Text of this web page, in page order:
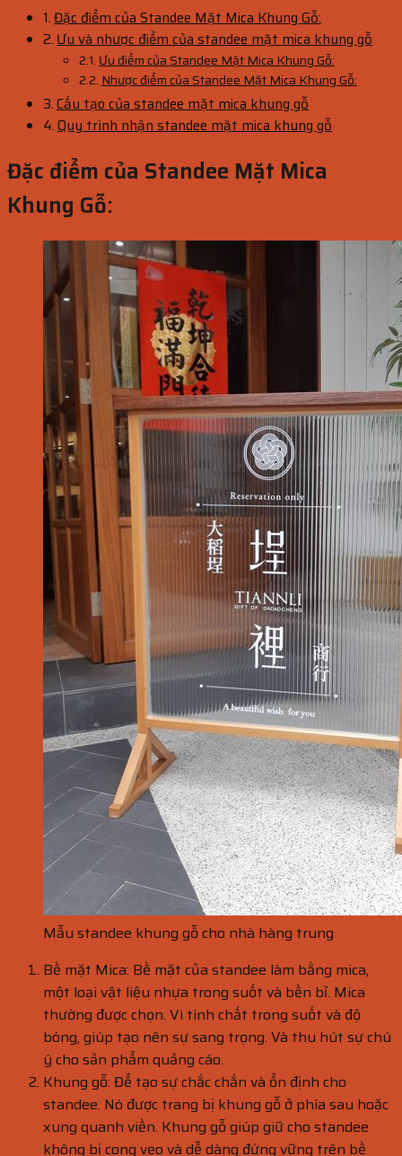
Đặc điểm của Standee Mặt Mica Khung Gỗ:
Ưu và nhược điểm của standee mặt mica khung gỗ
Ưu điểm của Standee Mặt Mica Khung Gỗ:
Nhược điểm của Standee Mặt Mica Khung Gỗ:
Cấu tạo của standee mặt mica khung gỗ
Quy trình nhận standee mặt mica khung gỗ
Đặc điểm của Standee Mặt Mica
Khung Gỗ:
Mẫu standee khung gỗ cho nhà hàng trung
Bề mặt Mica: Bề mặt của standee làm bằng mica,
một loại vật liệu nhựa trong suốt và bền bỉ. Mica
thường được chọn. Vì tính chất trong suốt và độ
bóng, giúp tạo nên sự sang trọng. Và thu hút sự chú
ý cho sản phẩm quảng cáo.
Khung gỗ: Để tạo sự chắc chắn và ổn định cho
standee. Nó được trang bị khung gỗ ở phía sau hoặc
xung quanh viền. Khung gỗ giúp giữ cho standee
không bị cong vẹo và dễ dàng đứng vững trên bề